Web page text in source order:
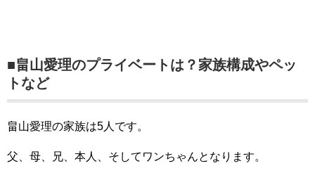
■畠山愛理のプライベートは？家族構成やペッ
トなど
畠山愛理の家族は5人です。
父、母、兄、本人、そしてワンちゃんとなります。